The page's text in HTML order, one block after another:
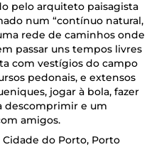
pelo arquiteto paisagista
num “contínuo natural,
rede de caminhos onde
passar uns tempos livres
com vestígios do campo
pedonais, e extensos
jogar à bola, fazer
descomprimir e um
amigos.
do Porto, Porto